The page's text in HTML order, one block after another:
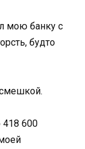
мою банку с
будто
600